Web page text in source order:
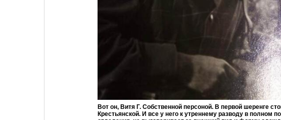
Вот он, Витя Г. Собственной персоной. В первой шеренге
Крестьянской. И все у него к утреннему разводу в полном